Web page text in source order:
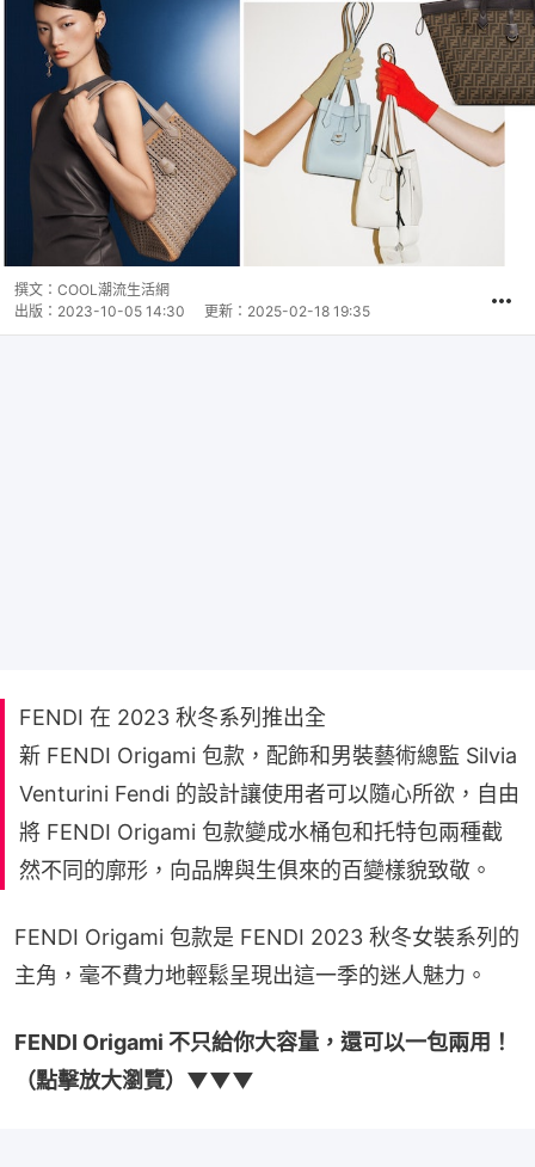
撰文： COOL潮流生活網
出版： 2023-10-05 14:30 更新： 2025-02-18 19:35
FENDI 在 2023 秋冬系列推出全
新 FENDI Origami 包款，配飾和男裝藝術總監 Silvia
Venturini Fendi 的設計讓使用者可以隨心所欲，自由
將 FENDI Origami 包款變成水桶包和托特包兩種截
然不同的廓形，向品牌與生俱來的百變樣貌致敬。
FENDI Origami 包款是 FENDI 2023 秋冬女裝系列的
主角，毫不費力地輕鬆呈現出這一季的迷人魅力。
FENDI Origami 不只給你大容量，還可以一包兩用！
（點擊放大瀏覽）▼▼▼